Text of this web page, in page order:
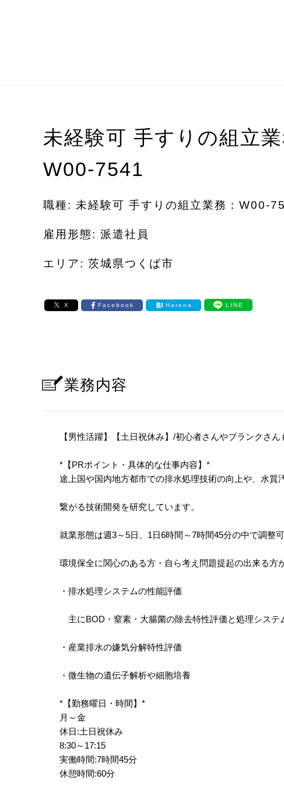
未経験可 手すりの組立業
W00-7541
職種: 未経験可 手すりの組立業務：W00-
雇用形態: 派遣社員
エリア: 茨城県つくば市
X Facebook Hatena LINE
業務内容
【男性活躍】【土日祝休み】/初心者さんやブランクさ
*【PRポイント・具体的な仕事内容】*
途上国や国内地方都市での排水処理技術の向上や、水質
繋がる技術開発を研究しています。
就業形態は週3～5日、1日6時間～7時間45分の中で調整
環境保全に関心のある方・自ら考え問題提起の出来る方
・排水処理システムの性能評価
主にBOD・窒素・大腸菌の除去特性評価と処理システ
・産業排水の嫌気分解特性評価
・微生物の遺伝子解析や細胞培養
*【勤務曜日・時間】*
月～金
休日:土日祝休み
8:30～17:15
実働時間:7時間45分
休憩時間:60分